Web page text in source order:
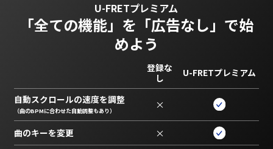
U-FRETプレミアム
「全ての機能」を 「広告なし」で始
めよう
登録な
し
U-FRETプレミアム
自動スクロールの速度を調整
（曲のBPMに合わせた自動調整もあり） ×
曲のキーを変更 ×